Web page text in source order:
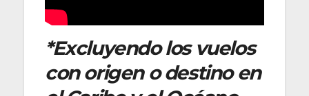
*Excluyendo los vuelos
con origen o destino en